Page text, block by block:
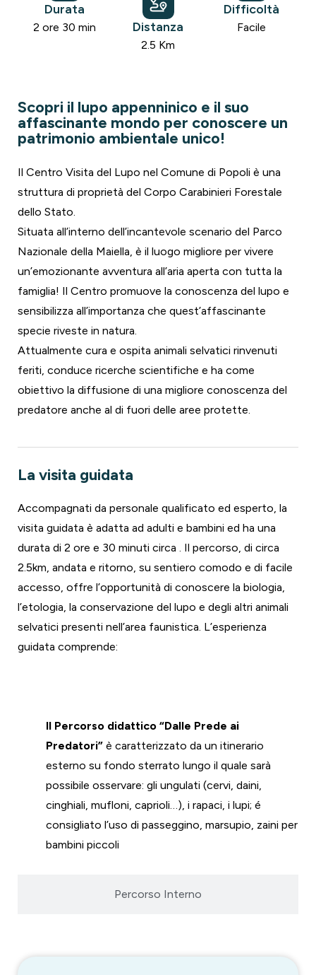
Durata
2 ore 30 min Distanza
2.5 Km
Difficoltà
Facile
Scopri il lupo appenninico e il suo
affascinante mondo per conoscere un
patrimonio ambientale unico!
Il Centro Visita del Lupo nel Comune di Popoli è una
struttura di proprietà del Corpo Carabinieri Forestale
dello Stato.
Situata all’interno dell’incantevole scenario del Parco
Nazionale della Maiella, è il luogo migliore per vivere
un’emozionante avventura all’aria aperta con tutta la
famiglia! Il Centro promuove la conoscenza del lupo e
sensibilizza all’importanza che quest’affascinante
specie riveste in natura.
Attualmente cura e ospita animali selvatici rinvenuti
feriti, conduce ricerche scientifiche e ha come
obiettivo la diffusione di una migliore conoscenza del
predatore anche al di fuori delle aree protette.
La visita guidata
Accompagnati da personale qualificato ed esperto, la
visita guidata è adatta ad adulti e bambini ed ha una
durata di 2 ore e 30 minuti circa . Il percorso, di circa
2.5km, andata e ritorno, su sentiero comodo e di facile
accesso, offre l’opportunità di conoscere la biologia,
l’etologia, la conservazione del lupo e degli altri animali
selvatici presenti nell’area faunistica. L’esperienza
guidata comprende:
Percorso Interno
Il Percorso didattico “Dalle Prede ai
Predatori” è caratterizzato da un itinerario
esterno su fondo sterrato lungo il quale sarà
possibile osservare: gli ungulati (cervi, daini,
cinghiali, mufloni, caprioli…), i rapaci, i lupi; é
consigliato l’uso di passeggino, marsupio, zaini per
bambini piccoli